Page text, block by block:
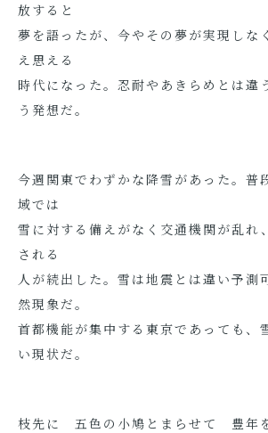
放すると
夢を語ったが、今やその夢が実現しな
え思える
時代になった。忍耐やあきらめとは違
う発想だ。
今週関東でわずかな降雪があった。普
域では
雪に対する備えがなく交通機関が乱れ
される
人が続出した。雪は地震とは違い予測
然現象だ。
首都機能が集中する東京であっても、
い現状だ。
枝先に 五色の小鳩とまらせて 豊年